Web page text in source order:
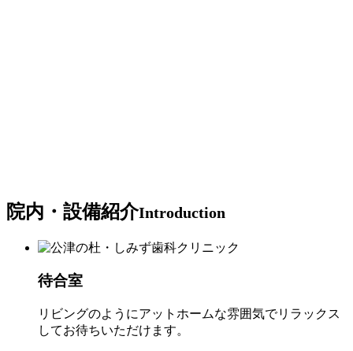
院内・設備紹介Introduction
待合室
リビングのようにアットホームな雰囲気でリラックス
してお待ちいただけます。